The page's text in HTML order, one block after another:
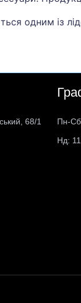
одним із
68/1
Пн-
Нд: